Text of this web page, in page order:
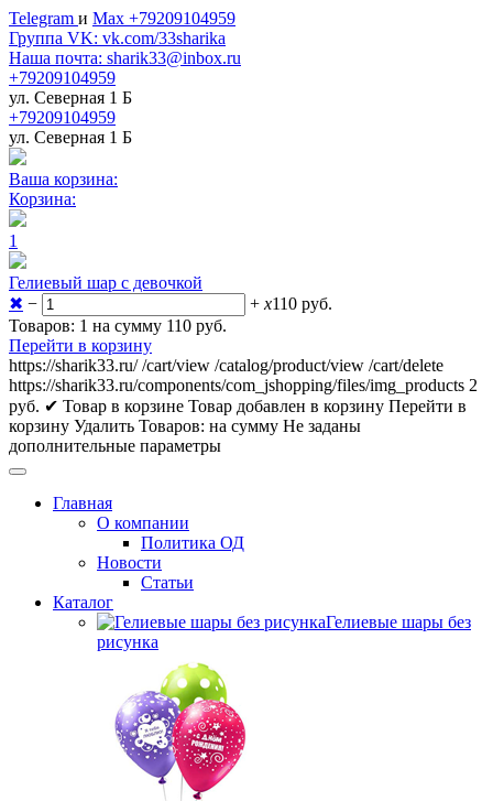
Telegram и Max +79209104959
Группа VK: vk.com/33sharika
Наша почта: sharik33@inbox.ru
+79209104959
ул. Северная 1 Б
+79209104959
ул. Северная 1 Б
Ваша корзина:
Корзина:
1
Гелиевый шар с девочкой
✖ − + x110 руб.
Товаров: 1 на сумму 110 руб.
Перейти в корзину
https://sharik33.ru/ /cart/view /catalog/product/view /cart/delete
https://sharik33.ru/components/com_jshopping/files/img_products 2
руб. ✔ Товар в корзине Товар добавлен в корзину Перейти в
корзину Удалить Товаров: на сумму Не заданы
дополнительные параметры
Главная
О компании
Политика ОД
Новости
Статьи
Каталог
Гелиевые шары без
рисунка